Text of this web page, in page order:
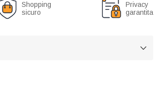
Shopping
sicuro
Privacy
garantita
